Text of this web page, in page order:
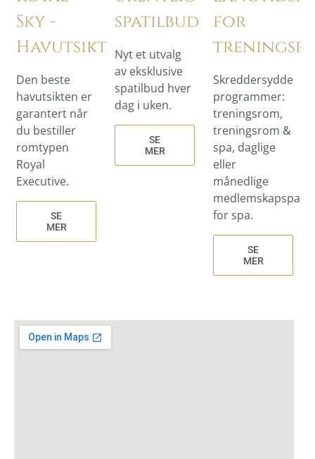
Sky -
Havutsikt
Den beste
havutsikten er
garantert når
du bestiller
romtypen
Royal
Executive.
SE
MER
spatilbud
Nyt et utvalg
av eksklusive
spatilbud hver
dag i uken.
SE
MER
for
Skreddersydde
programmer:
treningsrom,
treningsrom &
spa, daglige
eller
månedlige
for spa.
SE
MER